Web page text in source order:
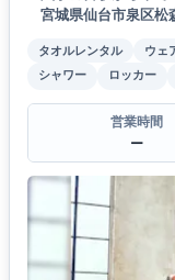
宮城県仙台市泉区
タオルレンタル ウェ
シャワー
ロッカー
営業時間
ー